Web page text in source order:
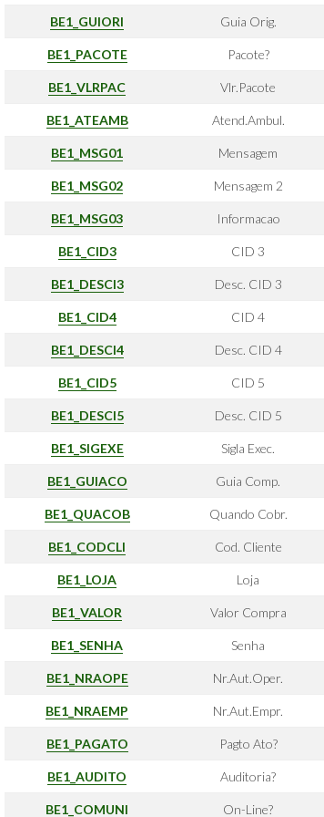
BE1_GUIORI Guia Orig.
BE1_PACOTE Pacote?
BE1_VLRPAC Vlr.Pacote
BE1_ATEAMB Atend.Ambul.
BE1_MSG01 Mensagem
BE1_MSG02 Mensagem 2
BE1_MSG03 Informacao
BE1_CID3 CID 3
BE1_DESCI3 Desc. CID 3
BE1_CID4 CID 4
BE1_DESCI4 Desc. CID 4
BE1_CID5 CID 5
BE1_DESCI5 Desc. CID 5
BE1_SIGEXE Sigla Exec.
BE1_GUIACO Guia Comp.
BE1_QUACOB Quando Cobr.
BE1_CODCLI Cod. Cliente
BE1_LOJA Loja
BE1_VALOR Valor Compra
BE1_SENHA Senha
BE1_NRAOPE Nr.Aut.Oper.
BE1_NRAEMP Nr.Aut.Empr.
BE1_PAGATO Pagto Ato?
BE1_AUDITO Auditoria?
BE1_COMUNI On-Line?